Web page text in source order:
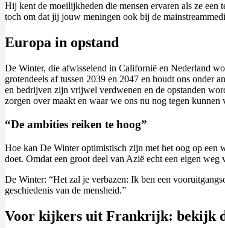
Hij kent de moeilijkheden die mensen ervaren als ze
toch om dat jij jouw meningen ook bij de
Europa in opstand
De Winter, die afwisselend in Californië en Nederland
grotendeels af tussen 2039 en 2047 en houdt ons onder
en bedrijven zijn vrijwel verdwenen en de opstanden
zorgen over maakt en waar we ons nu nog tegen kunnen
“De ambities reiken te hoog”
Hoe kan De Winter optimistisch zijn met het oog op een
doet. Omdat een groot deel van Azië echt een eigen weg
De Winter: “Het zal je verbazen: Ik ben een
geschiedenis van de mensheid.”
Voor kijkers uit Frankrijk: bekijk